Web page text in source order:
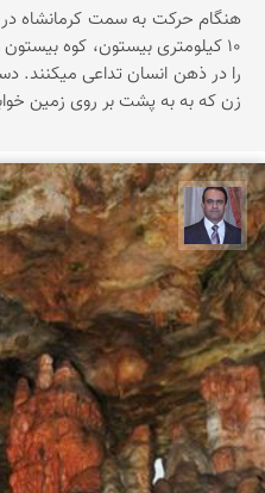
هنگام حرکت به سمت کرمانشاه
۱۰ کیلومتری بیستون، کوه
را در ذهن انسان تداعی
زن که به به پشت بر روی زمین
نادر چقاجردی